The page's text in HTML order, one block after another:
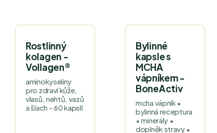
Rostlinný
kolagen -
Vollagen®
aminokyseliny
pro zdraví kůže,
vlasů, nehtů, vazů
a šlach - 60 kapslí
Bylinné
kapsle s
MCHA
vápníkem -
BoneActiv
mcha vápník •
bylinná receptura
• minerály •
doplněk stravy •